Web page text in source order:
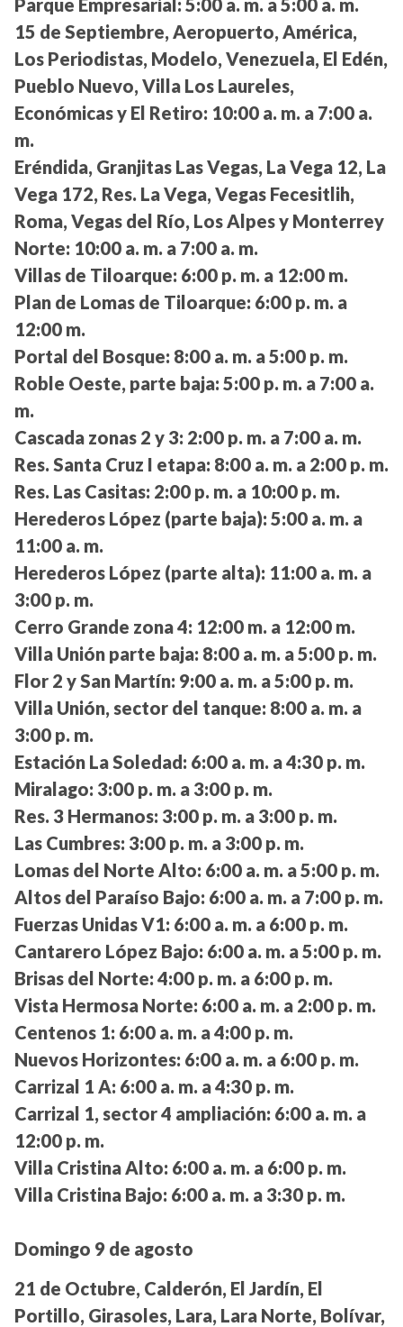
15 de Septiembre, Aeropuerto, América,
Los Periodistas, Modelo, Venezuela, El Edén,
Pueblo Nuevo, Villa Los Laureles,
Económicas y El Retiro: 10:00 a. m. a 7:00 a.
m.
Eréndida, Granjitas Las Vegas, La Vega 12, La
Vega 172, Res. La Vega, Vegas Fecesitlih,
Roma, Vegas del Río, Los Alpes y Monterrey
Norte: 10:00 a. m. a 7:00 a. m.
Villas de Tiloarque: 6:00 p. m. a 12:00 m.
Plan de Lomas de Tiloarque: 6:00 p. m. a
12:00 m.
Portal del Bosque: 8:00 a. m. a 5:00 p. m.
Roble Oeste, parte baja: 5:00 p. m. a 7:00 a.
m.
Cascada zonas 2 y 3: 2:00 p. m. a 7:00 a. m.
Res. Santa Cruz I etapa: 8:00 a. m. a 2:00 p. m.
Res. Las Casitas: 2:00 p. m. a 10:00 p. m.
Herederos López (parte baja): 5:00 a. m. a
11:00 a. m.
Herederos López (parte alta): 11:00 a. m. a
3:00 p. m.
Cerro Grande zona 4: 12:00 m. a 12:00 m.
Villa Unión parte baja: 8:00 a. m. a 5:00 p. m.
Flor 2 y San Martín: 9:00 a. m. a 5:00 p. m.
Villa Unión, sector del tanque: 8:00 a. m. a
3:00 p. m.
Estación La Soledad: 6:00 a. m. a 4:30 p. m.
Miralago: 3:00 p. m. a 3:00 p. m.
Res. 3 Hermanos: 3:00 p. m. a 3:00 p. m.
Las Cumbres: 3:00 p. m. a 3:00 p. m.
Lomas del Norte Alto: 6:00 a. m. a 5:00 p. m.
Altos del Paraíso Bajo: 6:00 a. m. a 7:00 p. m.
Fuerzas Unidas V1: 6:00 a. m. a 6:00 p. m.
Cantarero López Bajo: 6:00 a. m. a 5:00 p. m.
Brisas del Norte: 4:00 p. m. a 6:00 p. m.
Vista Hermosa Norte: 6:00 a. m. a 2:00 p. m.
Centenos 1: 6:00 a. m. a 4:00 p. m.
Nuevos Horizontes: 6:00 a. m. a 6:00 p. m.
Carrizal 1 A: 6:00 a. m. a 4:30 p. m.
Carrizal 1, sector 4 ampliación: 6:00 a. m. a
12:00 p. m.
Villa Cristina Alto: 6:00 a. m. a 6:00 p. m.
Villa Cristina Bajo: 6:00 a. m. a 3:30 p. m.
Domingo 9 de agosto
21 de Octubre, Calderón, El Jardín, El
Portillo, Girasoles, Lara, Lara Norte, Bolívar,